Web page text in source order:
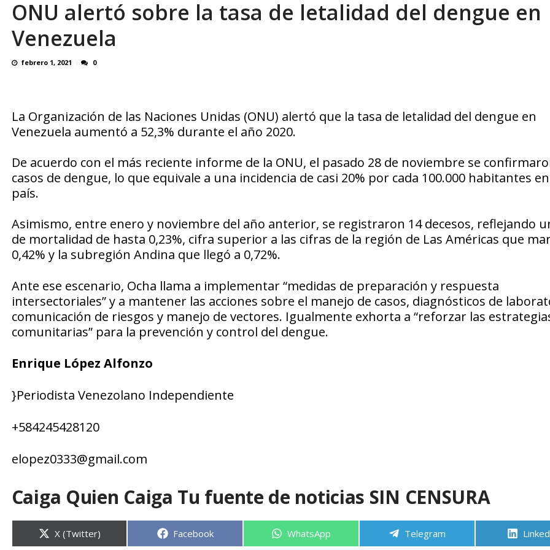
Familiares realizaron nueva vigilia en El Rodeo I por la libertad inmediata de l... AGOSTO 5, 2026
ONU alertó sobre la tasa de letalidad del dengue en
Venezuela
febrero 1, 2021 0
La Organización de las Naciones Unidas (ONU) alertó que la tasa de letalidad del dengue en
Venezuela aumentó a 52,3% durante el año 2020.
De acuerdo con el más reciente informe de la ONU, el pasado 28 de noviembre se
casos de dengue, lo que equivale a una incidencia de casi 20% por cada 100.000 habitantes
país.
Asimismo, entre enero y noviembre del año anterior, se registraron 14 decesos, reflejando
de mortalidad de hasta 0,23%, cifra superior a las cifras de la región de Las Américas que
0,42% y la subregión Andina que llegó a 0,72%.
Ante ese escenario, Ocha llama a implementar “medidas de preparación y respuesta
intersectoriales” y a mantener las acciones sobre el manejo de casos, diagnósticos de
comunicación de riesgos y manejo de vectores. Igualmente exhorta a “reforzar las
comunitarias” para la prevención y control del dengue.
Enrique López Alfonzo
}Periodista Venezolano Independiente
+584245428120
elopez0333@gmail.com
Caiga Quien Caiga Tu fuente de noticias SIN CENSURA
Compartir
en
X (Twitter) Compartir
Facebook Compartir
WhatsApp Compartir
Telegram